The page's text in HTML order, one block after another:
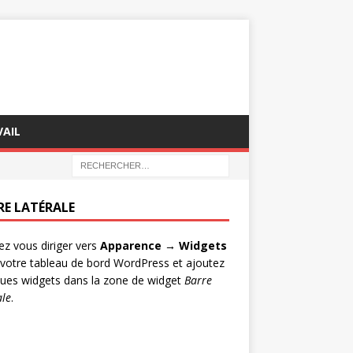
LATÉRALE
vous diriger vers Apparence → Widgets
tableau de bord WordPress et ajoutez
widgets dans la zone de widget Barre
.